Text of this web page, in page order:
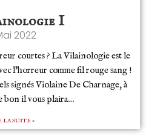
I
2022
courtes ? La Vilainologie est le
l’horreur comme fil rouge sang !
signés Violaine De Charnage, à
bon il vous plaira…
LA SUITE »